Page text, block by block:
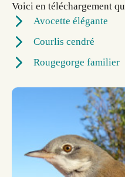
Voici en téléchargement
Avocette élégante
Courlis cendré
Rougegorge familier